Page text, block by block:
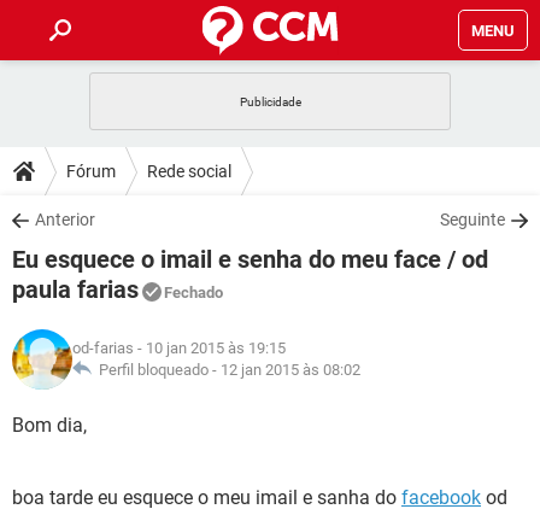
MENU
CELULAR
OUTLOOK
INSTAGRAM GMAIL
GUIA DE COMPRAS
DICAS
JOGOS
OUTLOOK
GUIA DE COMPRAS
DOWNLOADS
JOGOS WHATSAPP
CELULAR
OUTLOOK
INSTAGRAM
GUIA DE COMPRAS
FÓRUM
CELULAR FACEBOOK
GUIA DE COMPRAS
GLOSSÁRIO
JOGOS
CELULAR
Fórum Rede social
Anterior Seguinte
Eu esquece o imail e senha do meu face / od
paula farias
Fechado
od-farias - 10 jan 2015 às 19:15
Perfil bloqueado - 12 jan 2015 às 08:02
Bom dia,
boa tarde eu esquece o meu imail e sanha do facebook od